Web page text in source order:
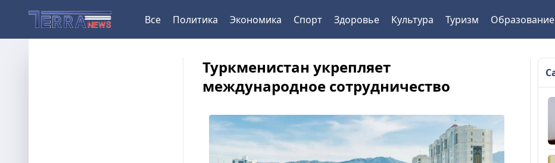
Все Политика Экономика Спорт Здоровье Культура Туризм Образование
Туркменистан укрепляет
международное сотрудничество